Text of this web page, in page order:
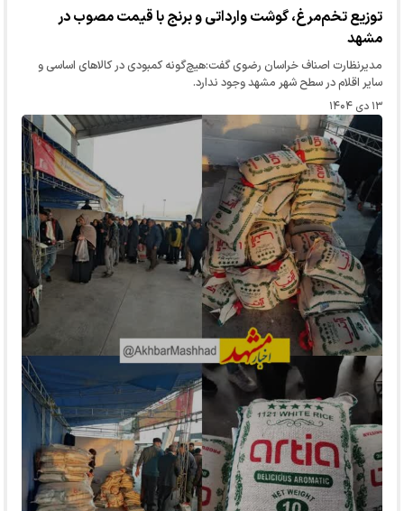
توزیع تخم‌مرغ، گوشت وارداتی و برنج با قیمت مصوب در
مشهد
مدیرنظارت اصناف خراسان رضوی گفت:هیچ‌گونه کمبودی در کالاهای اساسی و
سایر اقلام در سطح شهر مشهد وجود ندارد.
۱۳ دی ۱۴۰۴